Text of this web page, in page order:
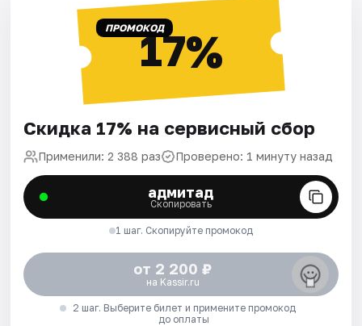
ПРОМОКОД17%
Скидка 17% на сервисный сбор
Применили: 2 388 раз Проверено: 1 минуту назад
адмитад
Скопировать
1 шаг. Скопируйте промокод
от 2 200 ₽
на Kassir.ru
2 шаг. Выберите билет и примените промокод
до оплаты